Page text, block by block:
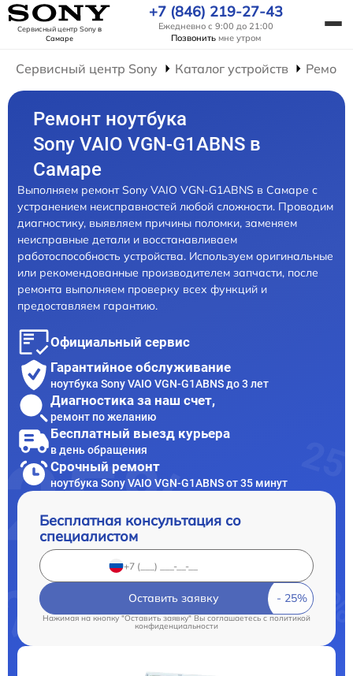
Сервисный центр Sonyв
Самаре
+7 (846) 219-27-43
Ежедневно с 9:00 до 21:00
Позвонить мне утром
Сервисный центр Sony Каталог устройств
Ремонт ноутбука
Sony VAIO VGN-G1ABNS в
Самаре
Выполняем ремонт Sony VAIO VGN-G1ABNS в Самаре с
устранением неисправностей любой сложности. Проводим
диагностику, выявляем причины поломки, заменяем
неисправные детали и восстанавливаем
работоспособность устройства. Используем оригинальные
или рекомендованные производителем запчасти, после
ремонта выполняем проверку всех функций и
предоставляем гарантию.
Официальный сервис
Гарантийное обслуживание
ноутбука Sony VAIO VGN-G1ABNS до 3 лет
Диагностика за наш счет,
ремонт по желанию
Бесплатный выезд курьера
в день обращения
Срочный ремонт
ноутбука Sony VAIO VGN-G1ABNS от 35 минут
Бесплатная консультация со
специалистом
Оставить заявку
Нажимая на кнопку "Оставить заявку" Вы соглашаетесь cполитикой
конфиденциальности